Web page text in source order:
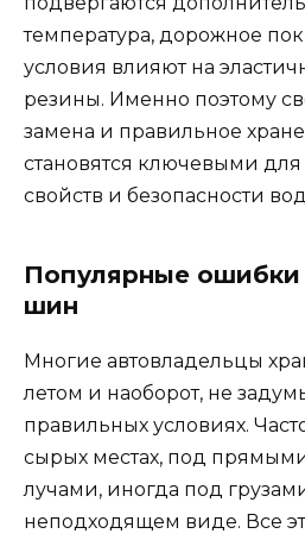
температура, дорожное
условия влияют на
резины. Именно поэтому
замена и правильное
становятся ключевыми
свойств и безопасности
Популярные ошибки
шин
Многие автовладельцы
летом и наоборот, не
правильных условиях.
сырых местах, под
лучами, иногда под
неподходящем виде. Все